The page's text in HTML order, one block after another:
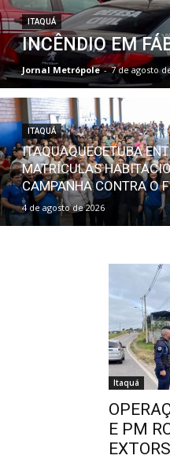
ITAQUÁ
INCÊNDIO EM
Jornal Metrópole - 7 de agosto
ITAQUÁ
ITAQUAQUECETUBA
MATRÍCULAS
CAMPANHA CONTRA O
4 de agosto de 2026
Itaquá
E PM